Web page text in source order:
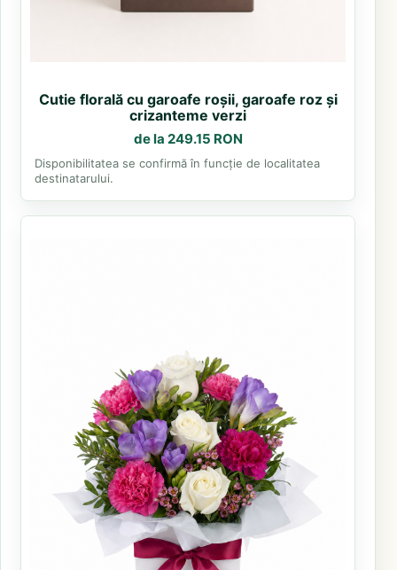
Cutie florală cu garoafe roșii, garoafe roz și
crizanteme verzi
de la 249.15 RON
Disponibilitatea se confirmă în funcție de localitatea
destinatarului.